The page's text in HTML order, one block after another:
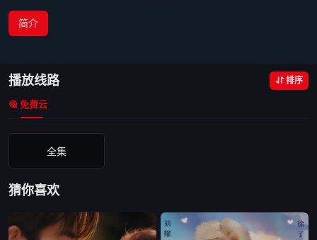
简介
播放线路 排序
免费云
全集
猜你喜欢